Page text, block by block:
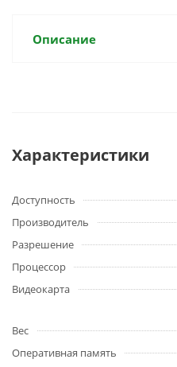
Описание
Характеристики
Доступность
Производитель
Разрешение
Процессор
Видеокарта
Вес
Оперативная память